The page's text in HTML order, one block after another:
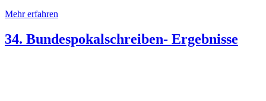
Mehr erfahren
34. Bundespokalschreiben- Ergebnisse